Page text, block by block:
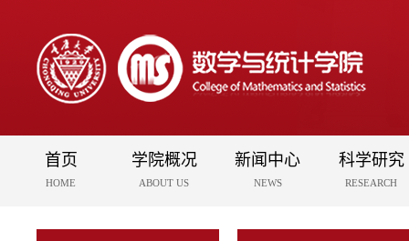
首页
HOME
学院概况
ABOUT US
新闻中心
NEWS
科学研究
RESEARCH